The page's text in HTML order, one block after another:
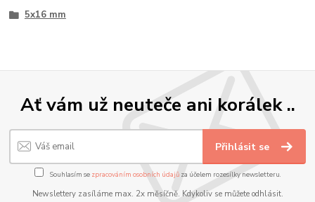
5x16 mm
Ať vám už neuteče ani korálek ..
Přihlásit se
Souhlasím se zpracováním osobních údajůza účelem rozesílky newsletteru.
Newslettery zasíláme max. 2x měsíčně. Kdykoliv se můžete odhlásit.